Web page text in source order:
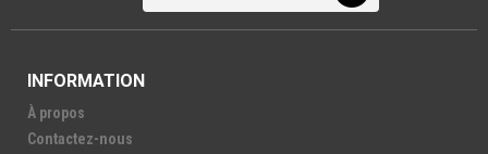
INFORMATION
À propos
Contactez-nous